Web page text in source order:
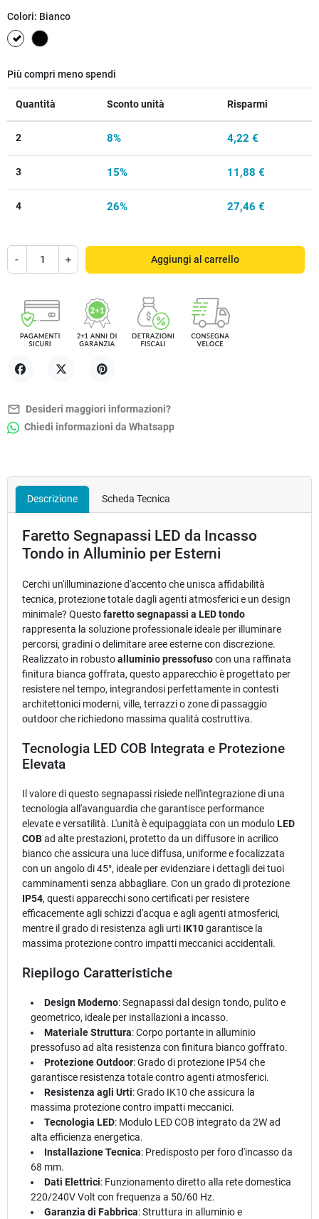
Colori: Bianco
BiancoNero
Più compri meno spendi
Quantità Sconto unità Risparmi
2 8% 4,22 €
3 15% 11,88 €
4 26% 27,46 €
- + Aggiungi al carrello
mail_outline Desideri maggiori informazioni?
Chiedi informazioni da Whatsapp
Descrizione Scheda Tecnica
Faretto Segnapassi LED da Incasso
Tondo in Alluminio per Esterni
Cerchi un'illuminazione d'accento che unisca affidabilità
tecnica, protezione totale dagli agenti atmosferici e un design
minimale? Questofaretto segnapassi a LED tondo
rappresenta la soluzione professionale ideale per illuminare
percorsi, gradini o delimitare aree esterne con discrezione.
Realizzato in robustoalluminio pressofusocon una raffinata
finitura bianca goffrata, questo apparecchio è progettato per
resistere nel tempo, integrandosi perfettamente in contesti
architettonici moderni, ville, terrazzi o zone di passaggio
outdoor che richiedono massima qualità costruttiva.
Tecnologia LED COB Integrata e Protezione
Elevata
Il valore di questo segnapassi risiede nell'integrazione di una
tecnologia all'avanguardia che garantisce performance
elevate e versatilità. L'unità è equipaggiata con un moduloLED
COBad alte prestazioni, protetto da un diffusore in acrilico
bianco che assicura una luce diffusa, uniforme e focalizzata
con un angolo di 45°, ideale per evidenziare i dettagli dei tuoi
camminamenti senza abbagliare. Con un grado di protezione
IP54, questi apparecchi sono certificati per resistere
efficacemente agli schizzi d'acqua e agli agenti atmosferici,
mentre il grado di resistenza agli urti IK10garantisce la
massima protezione contro impatti meccanici accidentali.
Riepilogo Caratteristiche
Design Moderno: Segnapassi dal design tondo, pulito e
geometrico, ideale per installazioni a incasso.
Materiale Struttura: Corpo portante in alluminio
pressofuso ad alta resistenza con finitura bianco goffrato.
Protezione Outdoor: Grado di protezione IP54 che
garantisce resistenza totale contro agenti atmosferici.
Resistenza agli Urti: Grado IK10 che assicura la
massima protezione contro impatti meccanici.
Tecnologia LED: Modulo LED COB integrato da 2W ad
alta efficienza energetica.
Installazione Tecnica: Predisposto per foro d'incasso da
68 mm.
Dati Elettrici: Funzionamento diretto alla rete domestica
220/240V Volt con frequenza a 50/60 Hz.
Garanzia di Fabbrica: Struttura in alluminio e